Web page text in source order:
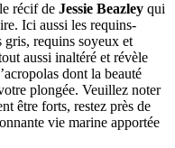
récif de Jessie Beazley qui
Ici aussi les requins-
gris, requins soyeux et
aussi inaltéré et révèle
dont la beauté
plongée. Veuillez noter
être forts, restez près de
vie marine apportée